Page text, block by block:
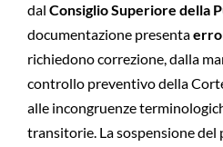
dal Consiglio Superiore della
documentazione presenta
richiedono correzione, dalla
controllo preventivo della
alle incongruenze
transitorie. La sospensione